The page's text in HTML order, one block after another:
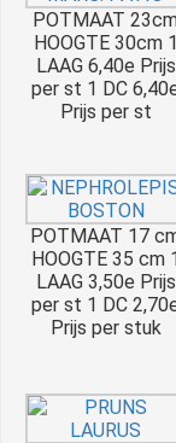
POTMAAT
HOOGTE 30cm 1
LAAG 6,40e Prijs
per st 1 DC
Prijs per st
POTMAAT 17
HOOGTE 35 cm
LAAG 3,50e Prijs
per st 1 DC
Prijs per stuk